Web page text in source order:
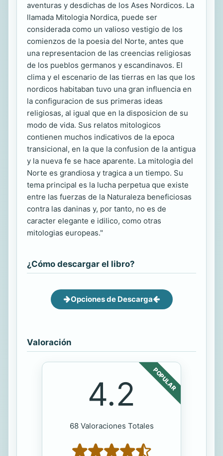
aventuras y desdichas de los Ases Nordicos. La
llamada Mitologia Nordica, puede ser
considerada como un valioso vestigio de los
comienzos de la poesia del Norte, antes que
una representacion de las creencias religiosas
de los pueblos germanos y escandinavos. El
clima y el escenario de las tierras en las que los
nordicos habitaban tuvo una gran influencia en
la configuracion de sus primeras ideas
religiosas, al igual que en la disposicion de su
modo de vida. Sus relatos mitologicos
contienen muchos indicativos de la epoca
transicional, en la que la confusion de la antigua
y la nueva fe se hace aparente. La mitologia del
Norte es grandiosa y tragica a un tiempo. Su
tema principal es la lucha perpetua que existe
entre las fuerzas de la Naturaleza beneficiosas
contra las daninas y, por tanto, no es de
caracter elegante e idilico, como otras
mitologias europeas."
¿Cómo descargar el libro?
Opciones de Descarga
Valoración
POPULAR
4.2
68 Valoraciones Totales